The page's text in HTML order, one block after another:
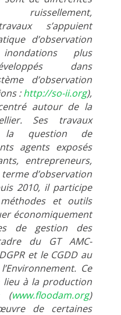
ruissellement,
s’appuient
d’observation
plus
dans
d’observation
:http://so-ii.org),
autour de la
Ses travaux
la question de
agents exposés
entrepreneurs,
d’observation
2010, il participe
et outils
économiquement
de gestion des
du GT AMC-
et le CGDD au
Ce
lieu à la production
www.floodam.org)
de certaines